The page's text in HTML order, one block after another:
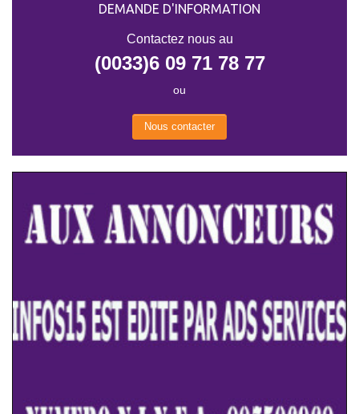
DEMANDE D'INFORMATION
Contactez nous au
(0033)6 09 71 78 77
ou
Nous contacter